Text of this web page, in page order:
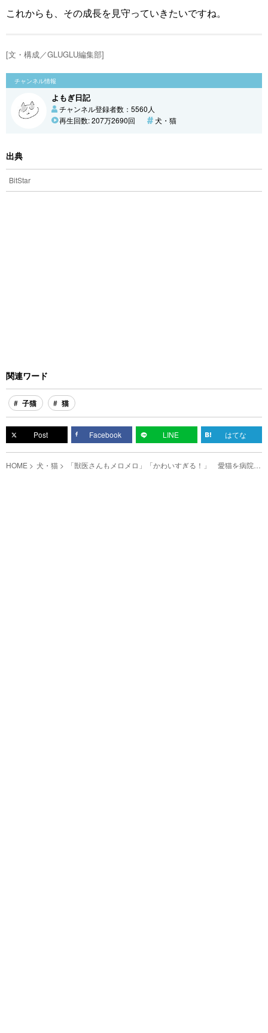
これからも、その成長を見守っていきたいですね。
[文・構成／GLUGLU編集部]
チャンネル情報
よもぎ日記
チャンネル登録者数：5560人
再生回数: 207万2690回
犬・猫
出典
BitStar
関連ワード
子猫 猫
Post Facebook LINE はてな
HOME 犬・猫 「獣医さんもメロメロ」「かわいすぎる！」 愛猫を病院に